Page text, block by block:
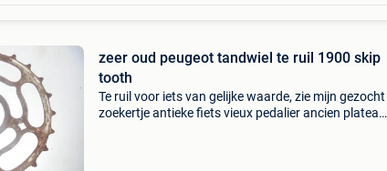
zeer oud peugeot tandwiel te ruil 1900 skip
tooth
Te ruil voor iets van gelijke waarde, zie mijn gezocht
zoekertje antieke fiets vieux pedalier ancien plateau